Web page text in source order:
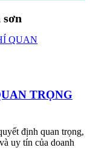
sơn
TRỌNG
định quan trọng,
uy tín của doanh